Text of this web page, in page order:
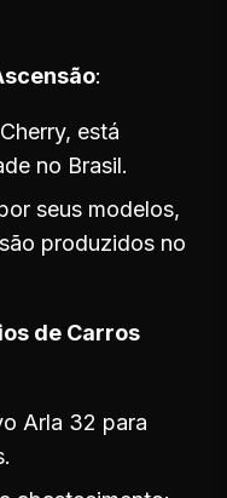
está
no Brasil.
seus modelos,
produzidos no
de Carros
Arla 32 para